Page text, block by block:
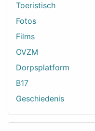
Toeristisch
Fotos
Films
OVZM
Dorpsplatform
B17
Geschiedenis